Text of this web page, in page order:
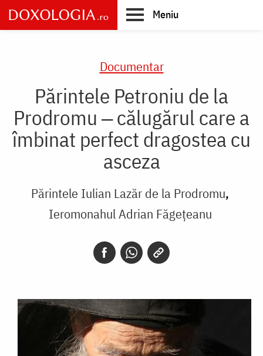
Skip
to
main
Meniu
Documentar
Părintele Petroniu de la
Prodromu ‒ călugărul care a
îmbinat perfect dragostea cu
asceza
Părintele Iulian Lazăr de la Prodromu
Ieromonahul Adrian Făgețeanu